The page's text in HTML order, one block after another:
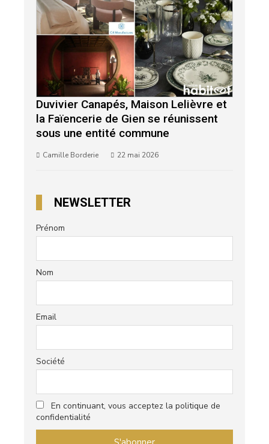
Duvivier Canapés, Maison Lelièvre et
la Faïencerie de Gien se réunissent
sous une entité commune
Camille Borderie 22 mai 2026
NEWSLETTER
Prénom
Nom
Email
Société
En continuant, vous acceptez la politique de
confidentialité